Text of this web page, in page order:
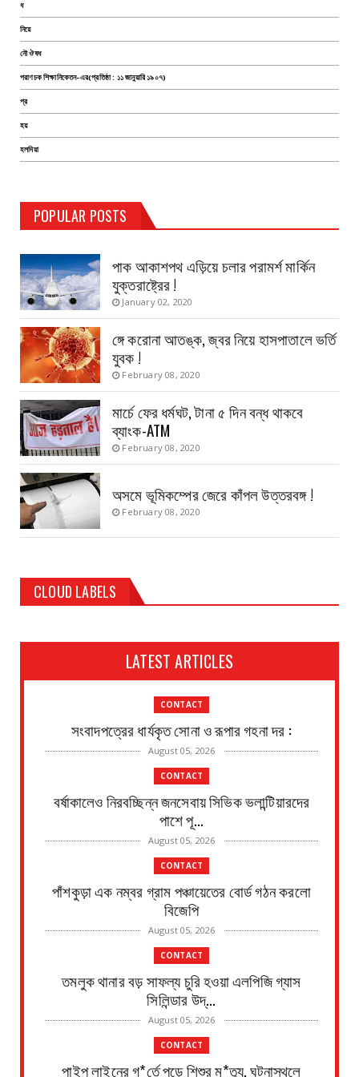
ধ
নিয়ে
নৌ ঔষধ
পরাণচক শিক্ষানিকেতন-এর(প্রতিষ্ঠা : ১১ জানুয়ারি ১৯০৭)
প্র
হয়
হলদিয়া
POPULAR POSTS
TEST PAGE
August 14, 2019
পাক আকাশপথ এড়িয়ে চলার পরামর্শ মার্কিন
যুক্তরাষ্ট্রের !
January 02, 2020
ঙ্গে করোনা আতঙ্ক, জ্বর নিয়ে হাসপাতালে ভর্তি
যুবক !
February 08, 2020
মার্চে ফের ধর্মঘট, টানা ৫ দিন বন্ধ থাকবে
ব্যাংক-ATM
February 08, 2020
অসমে ভূমিকম্পের জেরে কাঁপল উত্তরবঙ্গ !
February 08, 2020
CLOUD LABELS
LATEST ARTICLES
CONTACT
সংবাদপত্রের ধার্যকৃত সোনা ও রূপার গহনা দর :
August 05, 2026
CONTACT
বর্ষাকালেও নিরবচ্ছিন্ন জনসেবায় সিভিক ভলান্টিয়ারদের
পাশে পূ...
August 05, 2026
CONTACT
পাঁশকুড়া এক নম্বর গ্রাম পঞ্চায়েতের বোর্ড গঠন করলো
বিজেপি
August 05, 2026
CONTACT
তমলুক থানার বড় সাফল্য চুরি হওয়া এলপিজি গ্যাস
সিলিন্ডার উদ্...
August 05, 2026
CONTACT
পাইপ লাইনের গ*র্তে পড়ে শিশুর মৃ*ত্যু, ঘটনাস্থলে